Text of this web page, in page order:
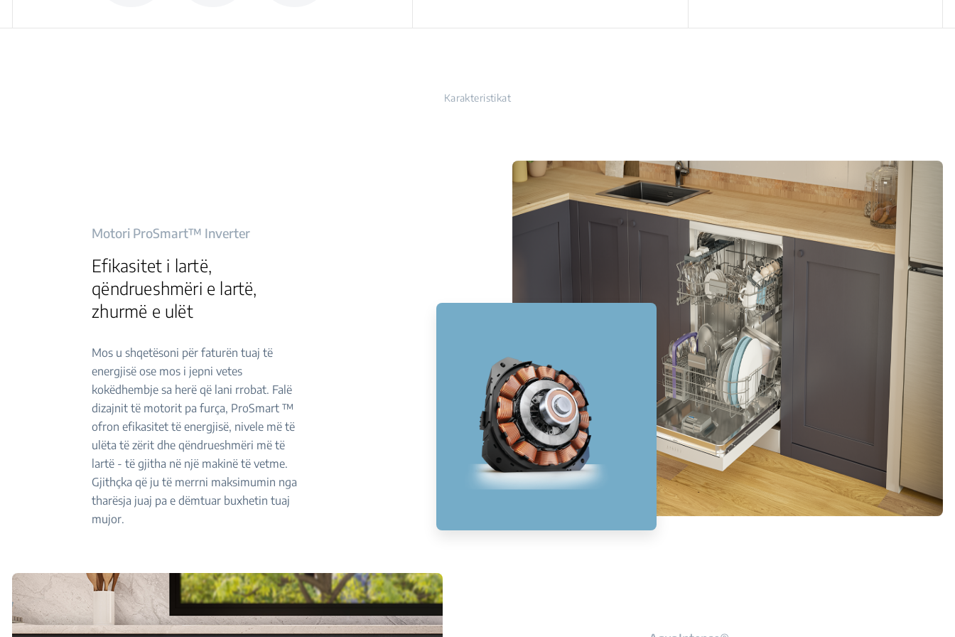
Karakteristikat
Motori ProSmart™ Inverter
Efikasitet i lartë,
qëndrueshmëri e lartë,
zhurmë e ulët
Mos u shqetësoni për faturën tuaj të
energjisë ose mos i jepni vetes
kokëdhembje sa herë që lani rrobat. Falë
dizajnit të motorit pa furça, ProSmart ™
ofron efikasitet të energjisë, nivele më të
ulëta të zërit dhe qëndrueshmëri më të
lartë - të gjitha në një makinë të vetme.
Gjithçka që ju të merrni maksimumin nga
tharësja juaj pa e dëmtuar buxhetin tuaj
mujor.